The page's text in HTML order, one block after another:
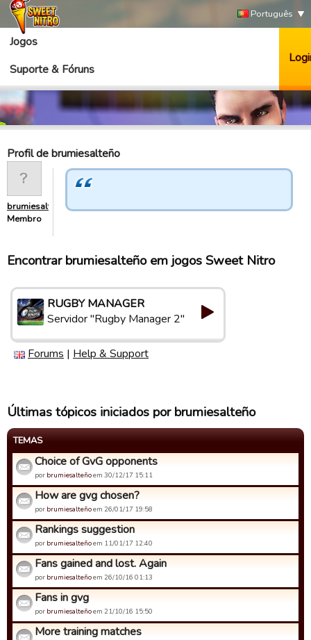
Português
Jogos
Suporte & Fóruns
Profil de brumiesalteño
brumiesalteño
Membro
Encontrar brumiesalteño em jogos Sweet Nitro
RUGBY MANAGER
Servidor "Rugby Manager 2"
Forums | Help & Support
Últimas tópicos iniciados por brumiesalteño
TEMAS
Choice of GvG opponents
por brumiesalteñoem 30/12/17 15:11
How are gvg chosen?
por brumiesalteñoem 26/01/17 19:58
Rankings suggestion
por brumiesalteñoem 11/01/17 12:40
Fans gained and lost. Again
por brumiesalteñoem 26/10/16 01:13
Fans in gvg
por brumiesalteñoem 21/10/16 15:50
More training matches